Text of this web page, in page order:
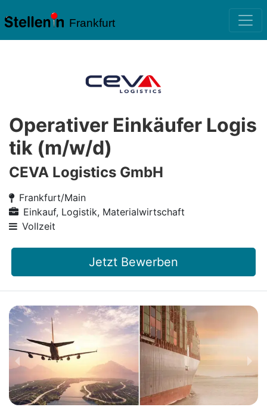
Frankfurt
Operativer Einkäufer Logis
tik (m/w/d)
CEVA Logistics GmbH
Frankfurt/Main
Einkauf, Logistik, Materialwirtschaft
Vollzeit
Jetzt Bewerben